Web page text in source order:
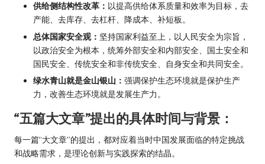
供给侧结构性改革： 以提高供给体系质量和效率为目标，去
产能、去库存、去杠杆、降成本、补短板。
总体国家安全观： 坚持国家利益至上，以人民安全为宗旨，
以政治安全为根本，统筹外部安全和内部安全、国土安全和
国民安全、传统安全和非传统安全、自身安全和共同安全。
绿水青山就是金山银山： 强调保护生态环境就是保护生产
力，改善生态环境就是发展生产力。
“五篇大文章”提出的具体时间与背景：
每一篇“大文章”的提出，都对应着当时中国发展面临的特定挑战
和战略需求，是理论创新与实践探索的结晶。